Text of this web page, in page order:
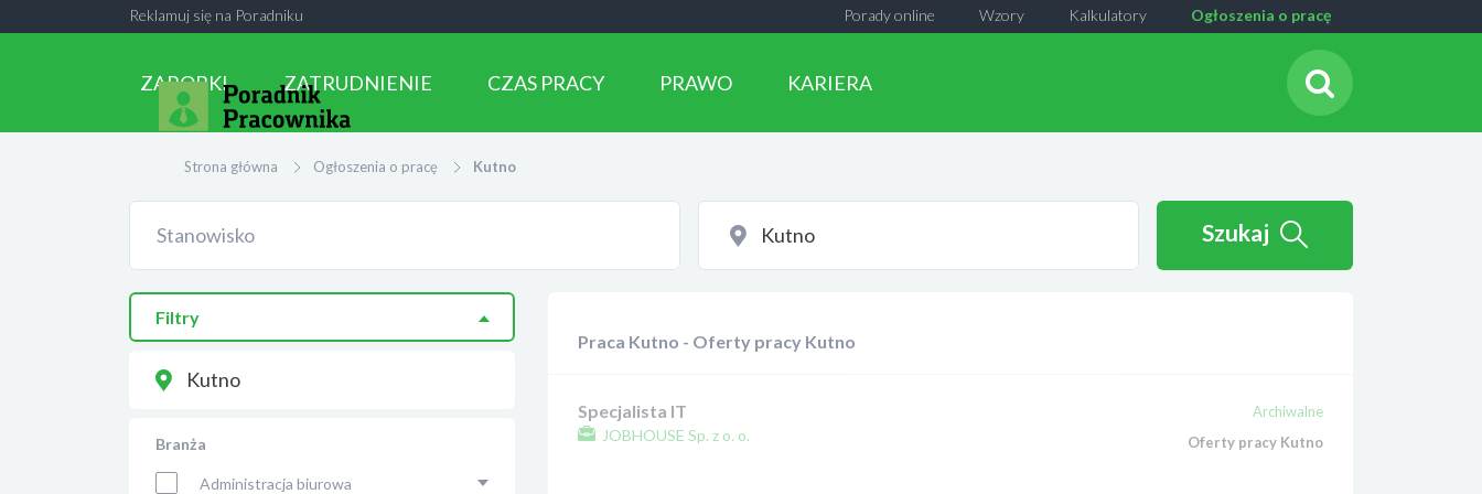
Reklamuj się na Poradniku Ogłoszenia o pracę
Kalkulatory
Wzory
Porady online
ZAROBKI ZATRUDNIENIE CZAS PRACY PRAWO KARIERA
Strona główna Ogłoszenia o pracę Kutno
Szukaj
Filtry
Kutno
Branża
Administracja biurowa
Praca Kutno - Oferty pracy Kutno
Specjalista IT
JOBHOUSE Sp. z o. o.
Archiwalne
Oferty pracy Kutno